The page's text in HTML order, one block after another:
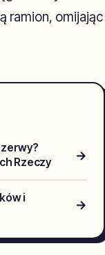
ramion, omijając
Rzeczy
→
i
→